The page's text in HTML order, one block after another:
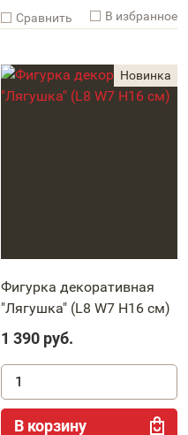
Cравнить В избранное
Фигурка декоративная
"Лягушка" (L8 W7 H16 см)
1 390 руб.
В корзину